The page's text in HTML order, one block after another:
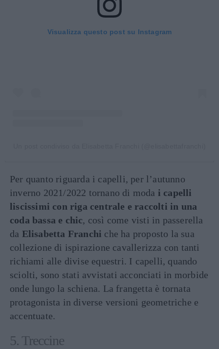
Visualizza questo post su Instagram
Per quanto riguarda i capelli, per l’autunno
inverno 2021/2022 tornano di moda i capelli
liscissimi con riga centrale e raccolti in una
coda bassa e chic, così come visti in passerella
da Elisabetta Franchi che ha proposto la sua
collezione di ispirazione cavallerizza con tanti
richiami alle divise equestri. I capelli, quando
sciolti, sono stati avvistati acconciati in morbide
onde lungo la schiena. La frangetta è tornata
protagonista in diverse versioni geometriche e
accentuate.
5. Treccine